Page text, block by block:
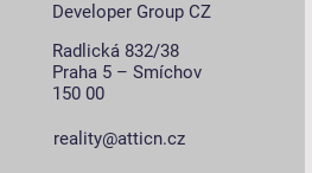
Developer Group CZ
Radlická 832/38
Praha 5 – Smíchov
150 00
reality@atticn.cz